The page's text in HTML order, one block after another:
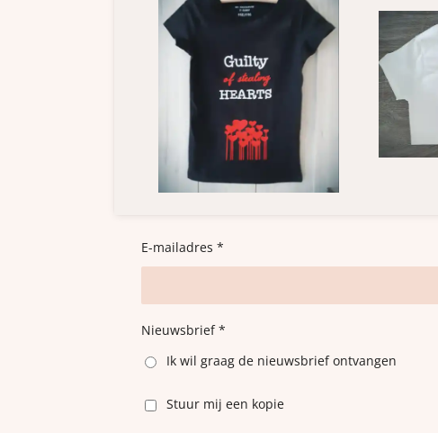
E-mailadres *
Nieuwsbrief *
Ik wil graag de nieuwsbrief ontvangen
Stuur mij een kopie